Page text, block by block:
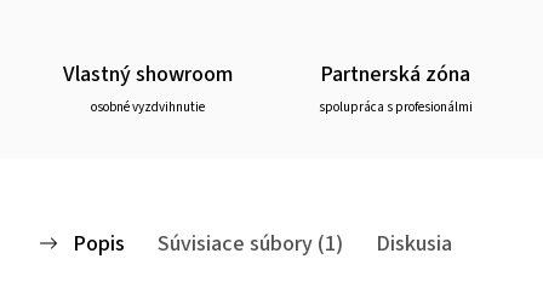
Vlastný showroom
osobné vyzdvihnutie
Partnerská zóna
spolupráca s profesionálmi
Popis Súvisiace súbory (1)
Diskusia